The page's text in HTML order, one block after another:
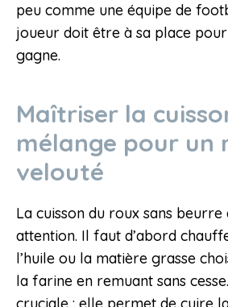
peu comme une équipe de
joueur doit être à sa place
gagne.
Maîtriser la
mélange pour un
velouté
La cuisson du roux sans beurre
attention. Il faut d’abord
l’huile ou la matière grasse
la farine en remuant sans